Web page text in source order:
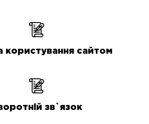
користування сайтом
зв`язок